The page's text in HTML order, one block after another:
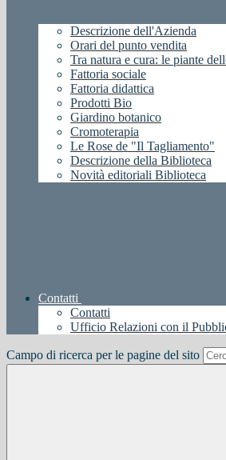
Descrizione dell'Azienda
Orari del punto vendita
Tra natura e cura: le piante
Fattoria sociale
Fattoria didattica
Prodotti Bio
Giardino botanico
Cromoterapia
Le Rose de "Il Tagliamento"
Descrizione della Biblioteca
Novità editoriali Biblioteca
Contatti
Contatti
Ufficio Relazioni con il
Campo di ricerca per le pagine del sito